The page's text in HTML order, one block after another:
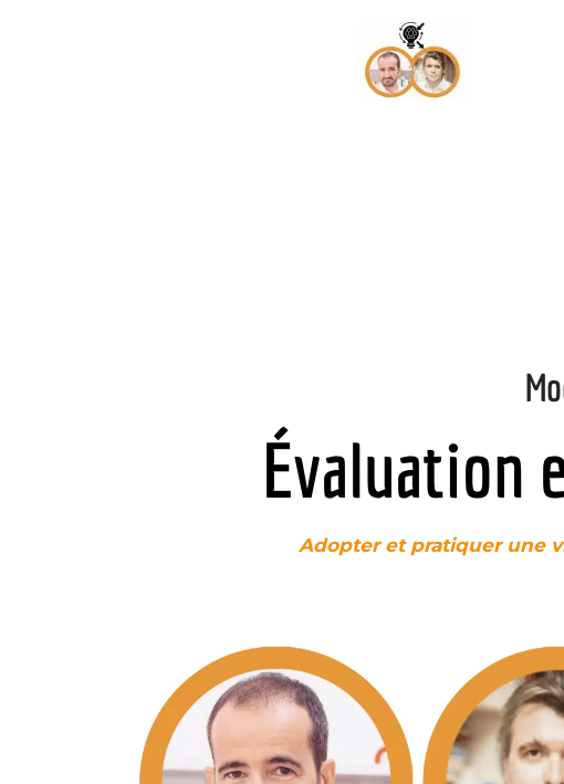
Évaluation
Adopter et pratiquer une